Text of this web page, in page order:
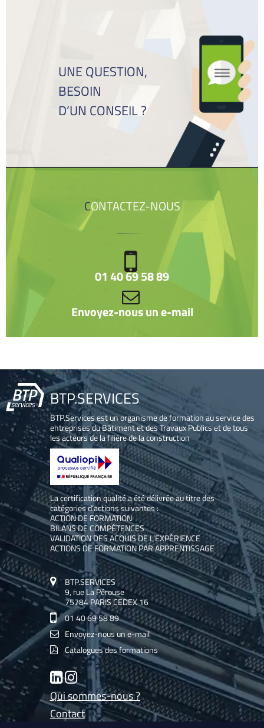
UNE QUESTION,
BESOIN
D’UN CONSEIL ?
CONTACTEZ-NOUS
01 40 69 58 89
Envoyez-nous un e-mail
BTP.SERVICES
BTP.Services est un organisme de formation au service des
entreprises du Bâtiment et des Travaux Publics et de tous
les acteurs de la filière de la construction
La certification qualité a été délivrée au titre des
catégories d’actions suivantes :
ACTION DE FORMATION
BILANS DE COMPÉTENCES
VALIDATION DES ACQUIS DE L’EXPÉRIENCE
ACTIONS DE FORMATION PAR APPRENTISSAGE
BTP.SERVICES
9, rue La Pérouse
75784 PARIS CEDEX 16
01 40 69 58 89
Envoyez-nous un e-mail
Catalogues des formations
LinkedInInstagram
Qui sommes-nous ?
Contact